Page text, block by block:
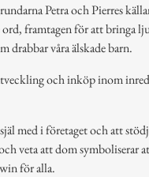
Petra och Pierres
framtagen för att bringa
drabbar våra älskade barn.
och inköp inom
med i företaget och att
veta att dom
för alla.